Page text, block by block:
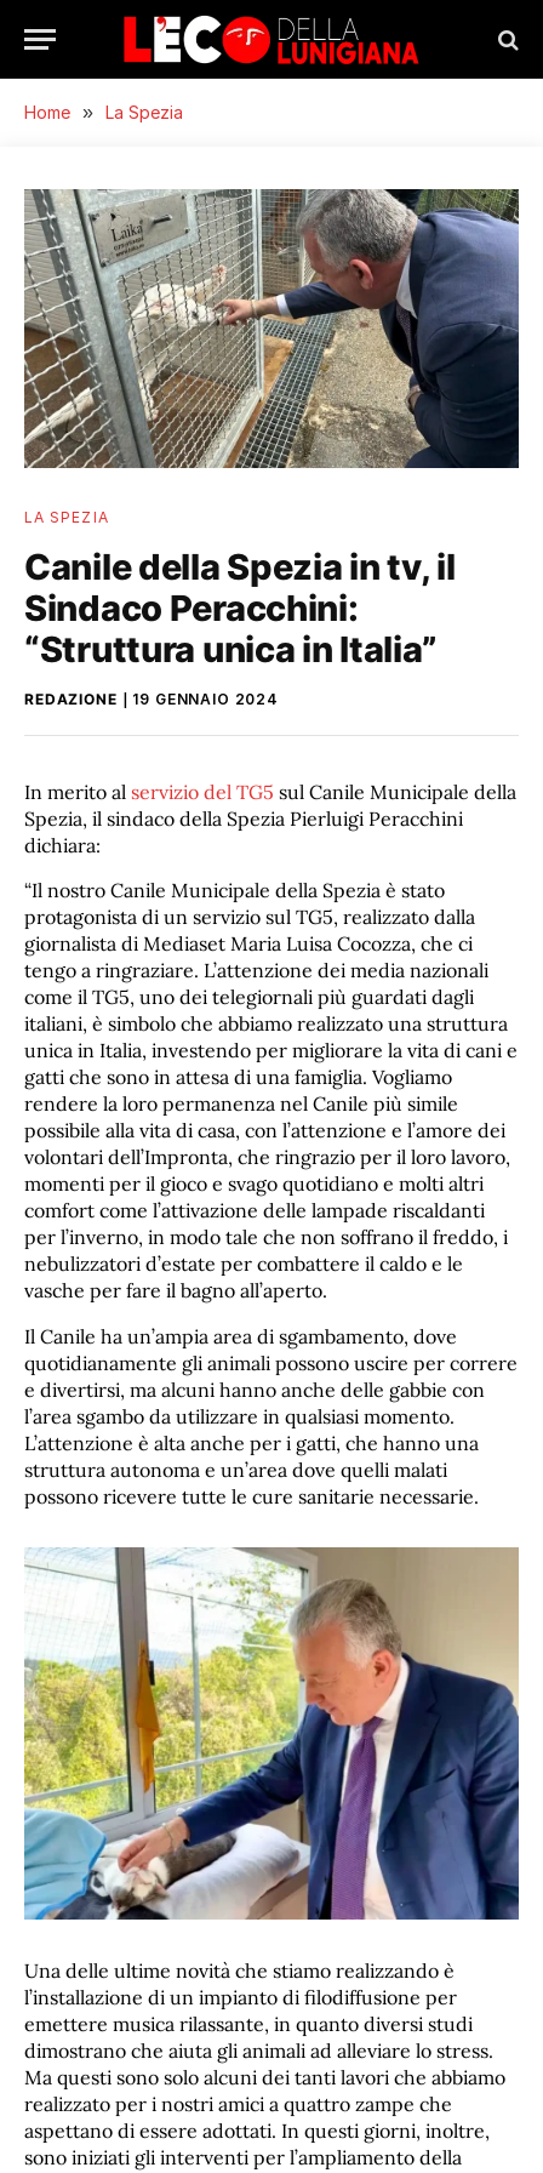
Home » La Spezia
LA SPEZIA
Canile della Spezia in tv, il
Sindaco Peracchini:
“Struttura unica in Italia”
REDAZIONE 19 GENNAIO 2024
In merito al servizio del TG5 sul Canile Municipale della
Spezia, il sindaco della Spezia Pierluigi Peracchini
dichiara:
“Il nostro Canile Municipale della Spezia è stato
protagonista di un servizio sul TG5, realizzato dalla
giornalista di Mediaset Maria Luisa Cocozza, che ci
tengo a ringraziare. L’attenzione dei media nazionali
come il TG5, uno dei telegiornali più guardati dagli
italiani, è simbolo che abbiamo realizzato una struttura
unica in Italia, investendo per migliorare la vita di cani e
gatti che sono in attesa di una famiglia. Vogliamo
rendere la loro permanenza nel Canile più simile
possibile alla vita di casa, con l’attenzione e l’amore dei
volontari dell’Impronta, che ringrazio per il loro lavoro,
momenti per il gioco e svago quotidiano e molti altri
comfort come l’attivazione delle lampade riscaldanti
per l’inverno, in modo tale che non soffrano il freddo, i
nebulizzatori d’estate per combattere il caldo e le
vasche per fare il bagno all’aperto.
Il Canile ha un’ampia area di sgambamento, dove
quotidianamente gli animali possono uscire per correre
e divertirsi, ma alcuni hanno anche delle gabbie con
l’area sgambo da utilizzare in qualsiasi momento.
L’attenzione è alta anche per i gatti, che hanno una
struttura autonoma e un’area dove quelli malati
possono ricevere tutte le cure sanitarie necessarie.
Una delle ultime novità che stiamo realizzando è
l’installazione di un impianto di filodiffusione per
emettere musica rilassante, in quanto diversi studi
dimostrano che aiuta gli animali ad alleviare lo stress.
Ma questi sono solo alcuni dei tanti lavori che abbiamo
realizzato per i nostri amici a quattro zampe che
aspettano di essere adottati. In questi giorni, inoltre,
sono iniziati gli interventi per l’ampliamento della